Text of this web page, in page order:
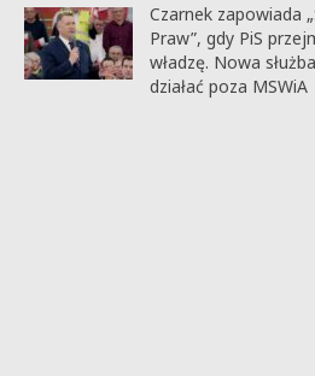
Czarnek zapowiada
Praw”, gdy PiS
władzę. Nowa
działać poza MSWiA